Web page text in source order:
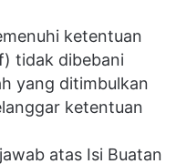
ketentuan
tidak dibebani
yang ditimbulkan
ketentuan
atas Isi Buatan